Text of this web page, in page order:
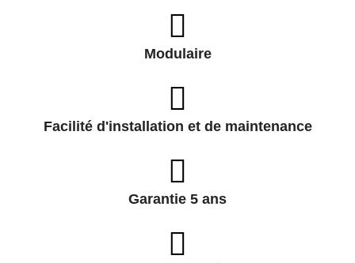
Modulaire
Facilité d'installation et de maintenance
Garantie 5 ans